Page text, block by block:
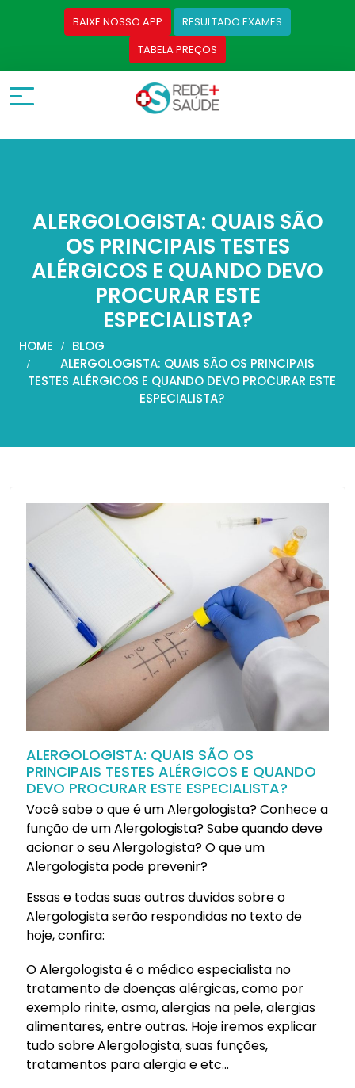
BAIXE NOSSO APP
RESULTADO EXAMES
TABELA PREÇOS
ALERGOLOGISTA: QUAIS SÃO
OS PRINCIPAIS TESTES
ALÉRGICOS E QUANDO DEVO
PROCURAR ESTE
ESPECIALISTA?
HOME
BLOG
ALERGOLOGISTA: QUAIS SÃO OS PRINCIPAIS
TESTES ALÉRGICOS E QUANDO DEVO PROCURAR ESTE
ESPECIALISTA?
ALERGOLOGISTA: QUAIS SÃO OS
PRINCIPAIS TESTES ALÉRGICOS E QUANDO
DEVO PROCURAR ESTE ESPECIALISTA?
Você sabe o que é um Alergologista? Conhece a
função de um Alergologista? Sabe quando deve
acionar o seu Alergologista? O que um
Alergologista pode prevenir?
Essas e todas suas outras duvidas sobre o
Alergologista serão respondidas no texto de
hoje, confira:
O Alergologista é o médico especialista no
tratamento de doenças alérgicas, como por
exemplo rinite, asma, alergias na pele, alergias
alimentares, entre outras. Hoje iremos explicar
tudo sobre Alergologista, suas funções,
tratamentos para alergia e etc...